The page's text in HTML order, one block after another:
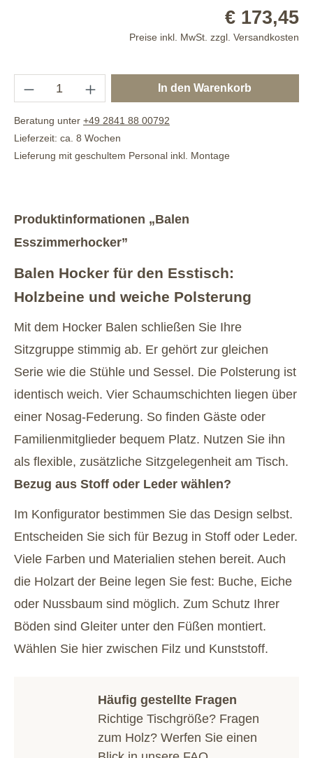
€ 173,45
Preise inkl. MwSt. zzgl. Versandkosten
In den Warenkorb
Beratung unter +49 2841 88 00792
Lieferzeit: ca. 8 Wochen
Lieferung mit geschultem Personal inkl. Montage
Produktinformationen „Balen
Esszimmerhocker”
Balen Hocker für den Esstisch:
Holzbeine und weiche Polsterung
Mit dem Hocker Balen schließen Sie Ihre
Sitzgruppe stimmig ab. Er gehört zur gleichen
Serie wie die Stühle und Sessel. Die Polsterung ist
identisch weich. Vier Schaumschichten liegen über
einer Nosag-Federung. So finden Gäste oder
Familienmitglieder bequem Platz. Nutzen Sie ihn
als flexible, zusätzliche Sitzgelegenheit am Tisch.
Bezug aus Stoff oder Leder wählen?
Im Konfigurator bestimmen Sie das Design selbst.
Entscheiden Sie sich für Bezug in Stoff oder Leder.
Viele Farben und Materialien stehen bereit. Auch
die Holzart der Beine legen Sie fest: Buche, Eiche
oder Nussbaum sind möglich. Zum Schutz Ihrer
Böden sind Gleiter unter den Füßen montiert.
Wählen Sie hier zwischen Filz und Kunststoff.
Häufig gestellte Fragen
Richtige Tischgröße? Fragen
zum Holz? Werfen Sie einen